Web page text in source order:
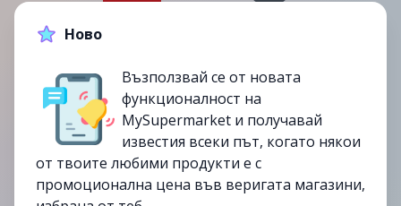
16.99лв.
16/07
Ново
Възползвай се от новата
функционалност на
MySupermarket и получавай
известия всеки път, когато някои
от твоите любими продукти е с
промоционална цена във веригата магазини,